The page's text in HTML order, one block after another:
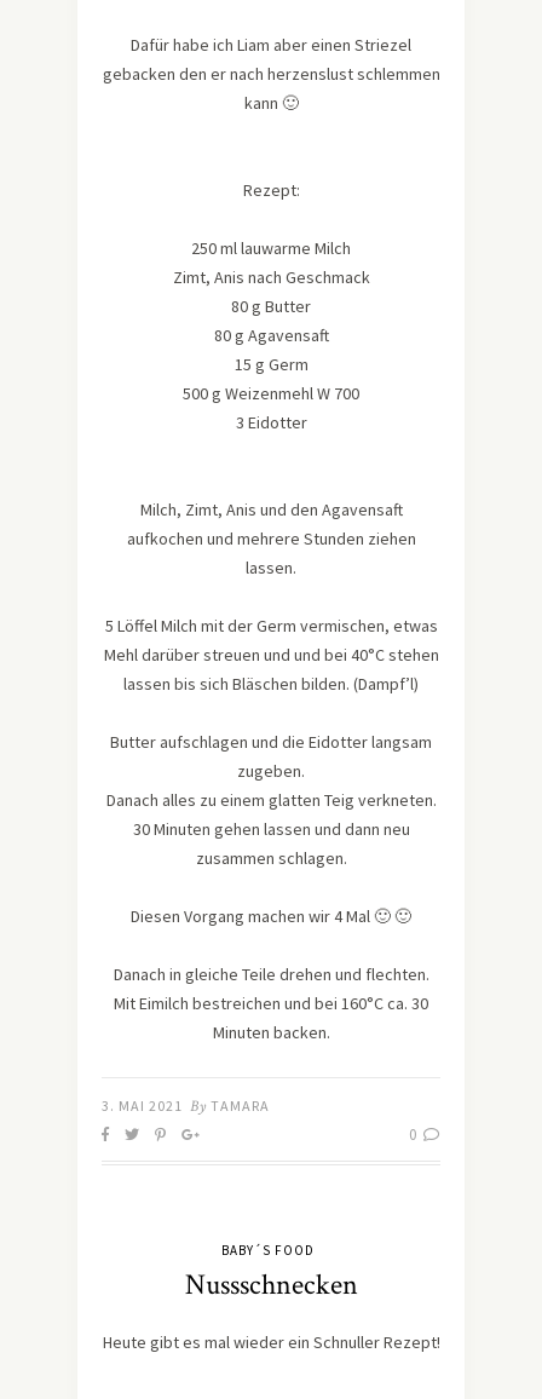
Dafür habe ich Liam aber einen Striezel
gebacken den er nach herzenslust schlemmen
kann 🙂
Rezept:
250 ml lauwarme Milch
Zimt, Anis nach Geschmack
80 g Butter
80 g Agavensaft
15 g Germ
500 g Weizenmehl W 700
3 Eidotter
Milch, Zimt, Anis und den Agavensaft
aufkochen und mehrere Stunden ziehen
lassen.
5 Löffel Milch mit der Germ vermischen, etwas
Mehl darüber streuen und und bei 40°C stehen
lassen bis sich Bläschen bilden. (Dampf’l)
Butter aufschlagen und die Eidotter langsam
zugeben.
Danach alles zu einem glatten Teig verkneten.
30 Minuten gehen lassen und dann neu
zusammen schlagen.
Diesen Vorgang machen wir 4 Mal 🙂 🙂
Danach in gleiche Teile drehen und flechten.
Mit Eimilch bestreichen und bei 160°C ca. 30
Minuten backen.
3. MAI 2021 By TAMARA
0
BABY´S FOOD
Nussschnecken
Heute gibt es mal wieder ein Schnuller Rezept!